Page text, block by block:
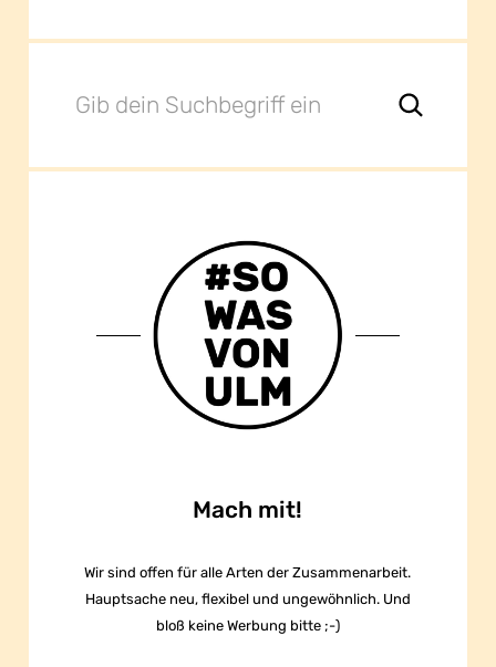
Mach mit!
Wir sind offen für alle Arten der Zusammenarbeit.
Hauptsache neu, flexibel und ungewöhnlich. Und
bloß keine Werbung bitte ;-)